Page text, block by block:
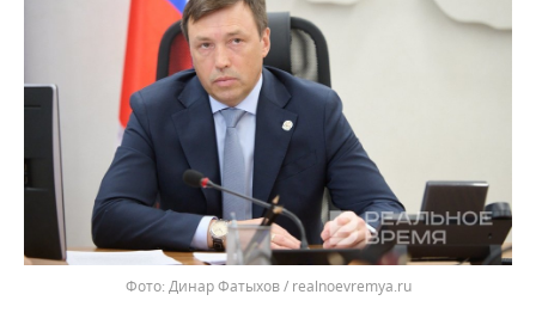
Динар Фатыхов / realnoevremya.ru